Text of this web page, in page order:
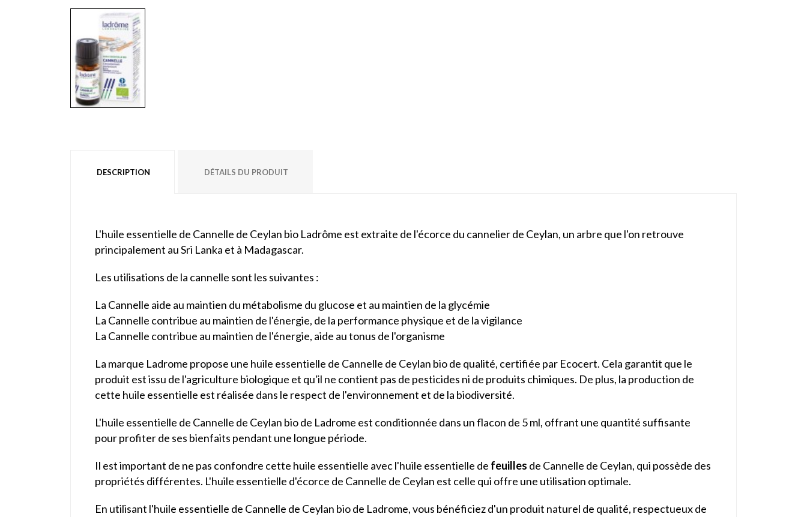
DESCRIPTION DÉTAILS DU PRODUIT
L'huile essentielle de Cannelle de Ceylan bio Ladrôme est extraite de l'écorce du cannelier de Ceylan, un arbre que l'on retrouve
principalement au Sri Lanka et à Madagascar.
Les utilisations de la cannelle sont les suivantes :
La Cannelle aide au maintien du métabolisme du glucose et au maintien de la glycémie
La Cannelle contribue au maintien de l'énergie, de la performance physique et de la vigilance
La Cannelle contribue au maintien de l'énergie, aide au tonus de l'organisme
La marque Ladrome propose une huile essentielle de Cannelle de Ceylan bio de qualité, certifiée par Ecocert. Cela garantit que le
produit est issu de l'agriculture biologique et qu'il ne contient pas de pesticides ni de produits chimiques. De plus, la production de
cette huile essentielle est réalisée dans le respect de l'environnement et de la biodiversité.
L'huile essentielle de Cannelle de Ceylan bio de Ladrome est conditionnée dans un flacon de 5 ml, offrant une quantité suffisante
pour profiter de ses bienfaits pendant une longue période.
Il est important de ne pas confondre cette huile essentielle avec l'huile essentielle de feuilles de Cannelle de Ceylan, qui possède des
propriétés différentes. L'huile essentielle d'écorce de Cannelle de Ceylan est celle qui offre une utilisation optimale.
En utilisant l'huile essentielle de Cannelle de Ceylan bio de Ladrome, vous bénéficiez d'un produit naturel de qualité, respectueux de